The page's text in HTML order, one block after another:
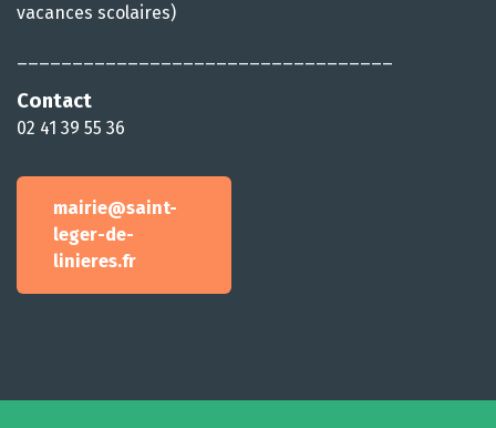
vacances scolaires)
Contact
02 41 39 55 36
mairie@saint-
leger-de-
linieres.fr